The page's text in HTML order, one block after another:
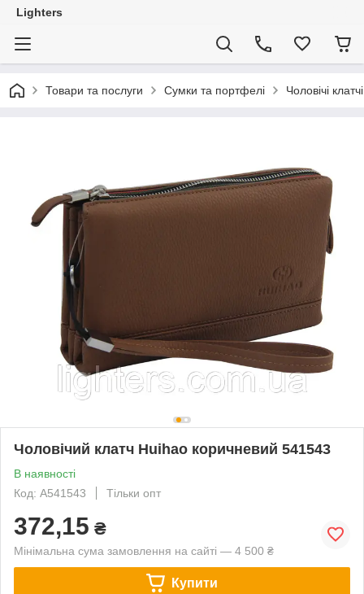
Lighters
Товари та послуги Сумки та портфелі Чоловічі клатчі
Чоловічий клатч Huihao коричневий 541543
В наявності
Код: A541543
Тільки опт
372,15 ₴
Мінімальна сума замовлення на сайті — 4 500 ₴
Купити